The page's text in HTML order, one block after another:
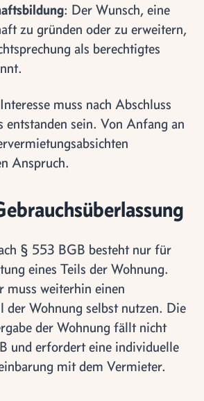
: Der Wunsch, eine
zu gründen oder zu erweitern,
als berechtigtes
muss nach Abschluss
entstanden sein. Von Anfang an
Anspruch.
§ 553 BGB besteht nur für
eines Teils der Wohnung.
muss weiterhin einen
der Wohnung selbst nutzen. Die
der Wohnung fällt nicht
und erfordert eine individuelle
mit dem Vermieter.